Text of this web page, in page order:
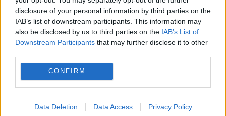
disclosure of your personal information by third parties on the
IAB’s list of downstream participants. This information may
also be disclosed by us to third parties on the IAB’s List of
Downstream Participants that may further disclose it to other
CONFIRM
Data Deletion Data Access Privacy Policy
Surpriză la Evaluarea Națională. Nota
unui elev s-a schimbat uluitor peste